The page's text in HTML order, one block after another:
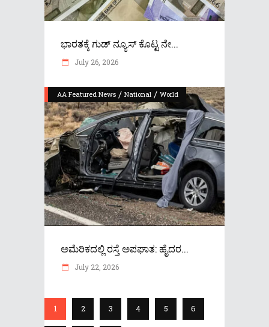
ಭಾರತಕ್ಕೆ ಗುಡ್ ನ್ಯೂಸ್ ಕೊಟ್ಟ ನೇ...
July 26, 2026
AA Featured News / National / World
ಅಮೆರಿಕದಲ್ಲಿ ರಸ್ತೆ ಅಪಘಾತ: ಹೈದರ...
July 22, 2026
1 2 3 4 5 6